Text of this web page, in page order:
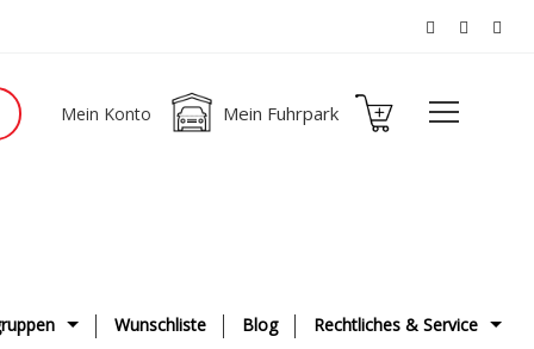
Mein Konto Mein Fuhrpark
Wunschliste Blog Rechtliches & Service